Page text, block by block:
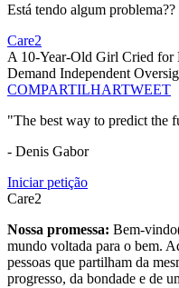
Está tendo algum problema??
Care2
A 10-Year-Old Girl Cried for
Demand Independent
COMPARTILHARTWEET
"The best way to predict the
- Denis Gabor
Iniciar petição
Care2
Nossa promessa: Bem-
mundo voltada para o bem.
pessoas que partilham da
progresso, da bondade e de